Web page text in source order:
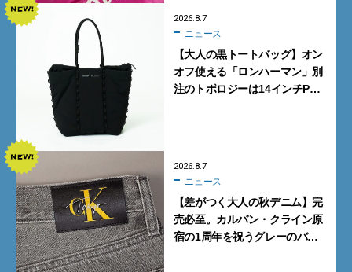
2026.8.7
ニュース
【大人の黒トートバッグ】オン
オフ使える「ロンハーマン」別
注のトポロジーは14インチPC
2026.8.7
ニュース
【差がつく大人の秋デニム】完
売必至。カルバン・クライン原
宿の1周年を祝うグレーのバ